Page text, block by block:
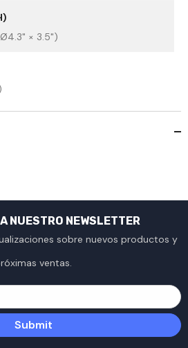
× 3.5")
NUESTRO NEWSLETTER
sobre nuevos productos y
ventas.
Submit